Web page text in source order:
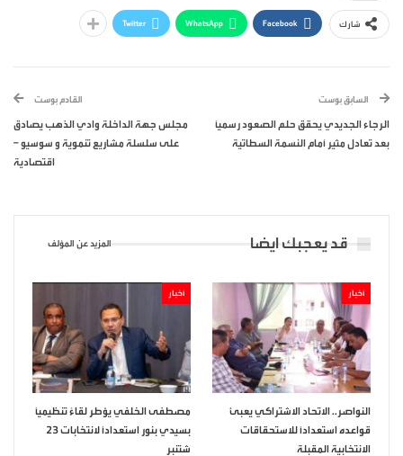
شارك Facebook
WhatsApp
Twitter
السابق بوست
الرجاء الجديدي يحقق حلم الصعود رسمياً
بعد تعادل مثير أمام النسمة السطاتية
القادم بوست
مجلس جهة الداخلة وادي الذهب يصادق
على سلسلة مشاريع تنموية و سوسيو –
اقتصادية
قد يعجبك ايضا المزيد عن المؤلف
أخبار
النواصر.. الاتحاد الاشتراكي يعبئ
قواعده استعداداً للاستحقاقات
الانتخابية المقبلة
أخبار
مصطفى الخلفي يؤطر لقاءً تنظيمياً
بسيدي بنور استعداداً لانتخابات 23
شتنبر